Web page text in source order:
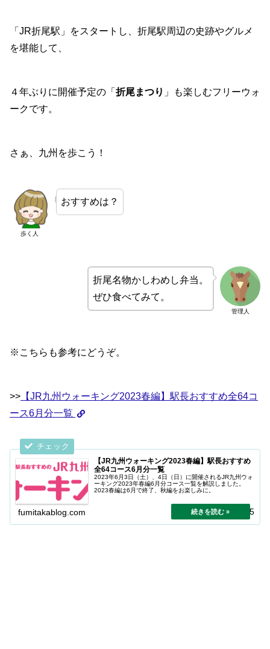
「JR折尾駅」をスタートし、折尾駅周辺の史跡やグルメ
を堪能して、
４年ぶりに開催予定の「 折尾まつり 」も楽しむフリーウォ
ークです。
さぁ、九州を歩こう！
歩く人
おすすめは？
管理人
折尾名物かしわめし弁当。
ぜひ食べてみて。
※こちらも参考にどうぞ。
>> 【JR九州ウォーキング2023春編】駅長おすすめ全64コ
ース6月分一覧
【JR九州ウォーキング2023春編】駅長おすすめ
全64コース6月分一覧
2023年6月3日（土）、4日（日）に開催されるJR九州ウォ
ーキング2023年春編6月分コース一覧を解説しました。
2023春編は6月で終了、秋編をお楽しみに。
fumitakablog.com 2024.04.25